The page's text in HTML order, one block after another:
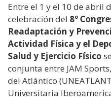
Entre el 1 y el 10 de abril
celebración del 8º
Readaptación y
Actividad Física y el
Salud y Ejercicio Físico
conjunta entre JAM
del Atlántico
Universitaria